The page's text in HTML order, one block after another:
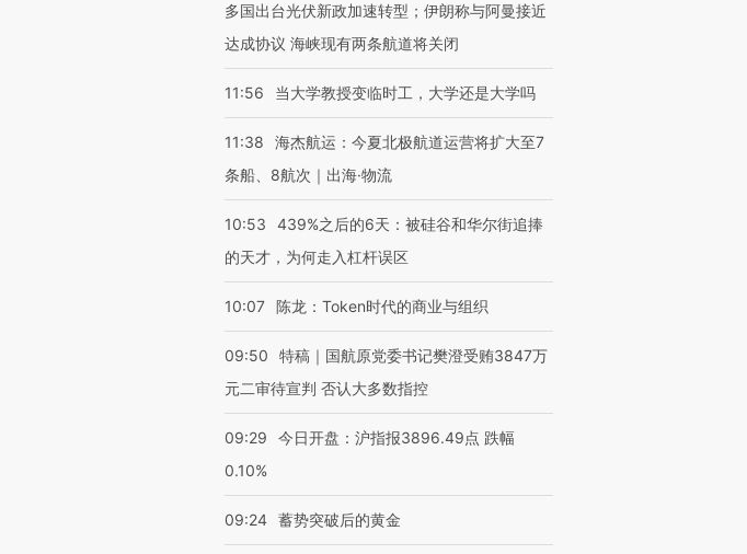
多国出台光伏新政加速转型；伊朗称与阿曼接近
达成协议 海峡现有两条航道将关闭
11:56 当大学教授变临时工，大学还是大学吗
11:38
海杰航运：今夏北极航道运营将扩大至7
条船、8航次｜出海·物流
10:53
439%之后的6天：被硅谷和华尔街追捧
的天才，为何走入杠杆误区
10:07 陈龙：Token时代的商业与组织
09:50
特稿｜国航原党委书记樊澄受贿3847万
元二审待宣判 否认大多数指控
09:29
今日开盘：沪指报3896.49点 跌幅
0.10%
09:24 蓄势突破后的黄金